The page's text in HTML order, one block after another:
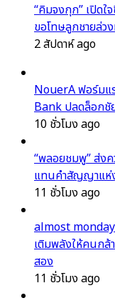
“คิมจงกุก” เปิดใ
ขอโทษลูกชายล่ว
2 สัปดาห์ ago
NouerA ฟอร์มแ
Bank ปลดล็อกชั
10 ชั่วโมง ago
“พลอยชมพู” ส่ง
แทนคำสัญญาแห่
11 ชั่วโมง ago
almost
เติมพลังให้คนกล้
สอง
11 ชั่วโมง ago